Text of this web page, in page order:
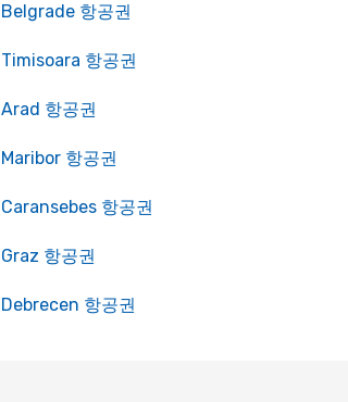
Belgrade 항공권
Timisoara 항공권
Arad 항공권
Maribor 항공권
Caransebes 항공권
Graz 항공권
Debrecen 항공권